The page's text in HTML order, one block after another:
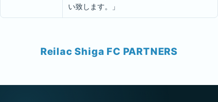
い致します。」
Reilac Shiga FC PARTNERS